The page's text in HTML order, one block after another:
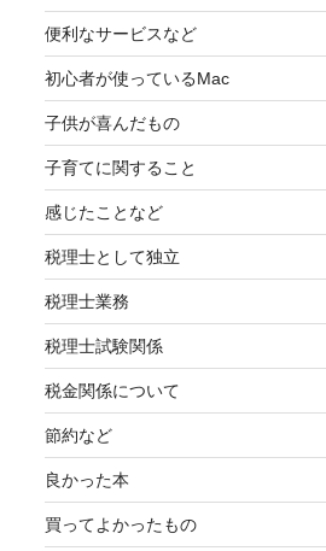
便利なサービスなど
初心者が使っているMac
子供が喜んだもの
子育てに関すること
感じたことなど
税理士として独立
税理士業務
税理士試験関係
税金関係について
節約など
良かった本
買ってよかったもの